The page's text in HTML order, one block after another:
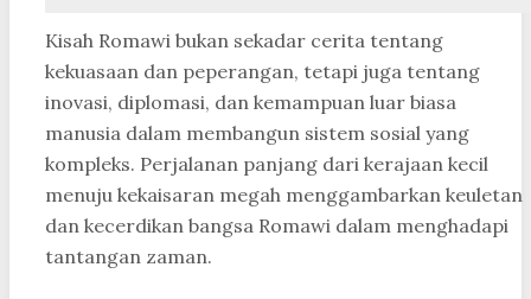
Kisah Romawi bukan sekadar cerita tentang
kekuasaan dan peperangan, tetapi juga tentang
inovasi, diplomasi, dan kemampuan luar biasa
manusia dalam membangun sistem sosial yang
kompleks. Perjalanan panjang dari kerajaan kecil
menuju kekaisaran megah menggambarkan keuletan
dan kecerdikan bangsa Romawi dalam menghadapi
tantangan zaman.